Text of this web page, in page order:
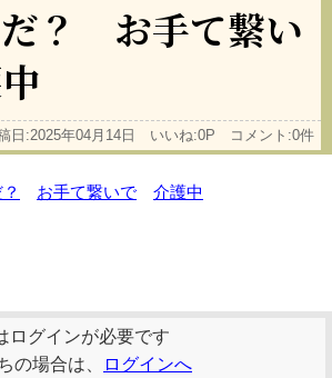
？ お手て繋い
日:2025年04月14日 いいね:0P コメント:0件
お手て繋いで 介護中
ログインが必要です
の場合は、
ログインへ